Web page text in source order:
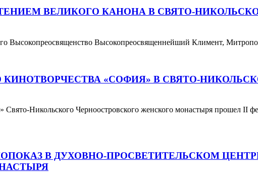
ВЕЛИКОГО КАНОНА В СВЯТО-
Высокопреосвященство Высокопреосвященнейший Климент,
КИНОТВОРЧЕСТВА «СОФИЯ» В СВЯТО-
Свято-Никольского Черноостровского женского монастыря прошел II
В ДУХОВНО-ПРОСВЕТИТЕЛЬСКОМ